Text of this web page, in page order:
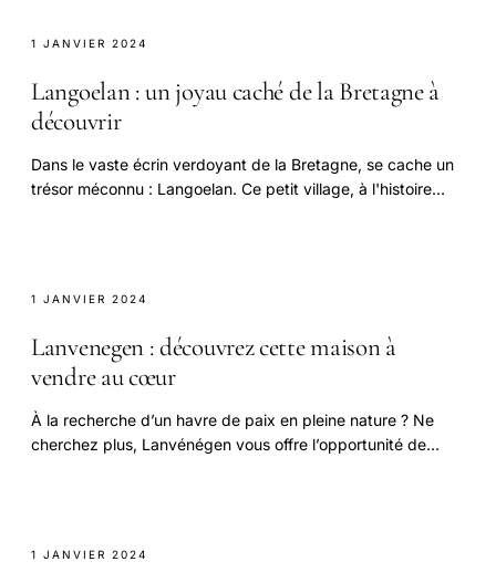
1 JANVIER 2024
Langoelan : un joyau caché de la Bretagne à
découvrir
Dans le vaste écrin verdoyant de la Bretagne, se cache un
trésor méconnu : Langoelan. Ce petit village, à l'histoire
1 JANVIER 2024
Lanvenegen : découvrez cette maison à
vendre au cœur
À la recherche d’un havre de paix en pleine nature ? Ne
cherchez plus, Lanvénégen vous offre l’opportunité de
1 JANVIER 2024